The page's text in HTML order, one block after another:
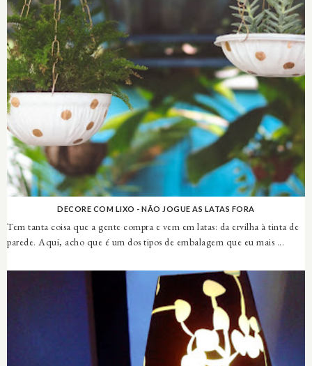
DECORE COM LIXO - NÃO JOGUE AS LATAS FORA
Tem tanta coisa que a gente compra e vem em latas: da ervilha à tinta de
parede. Aqui, acho que é um dos tipos de embalagem que eu mais ...